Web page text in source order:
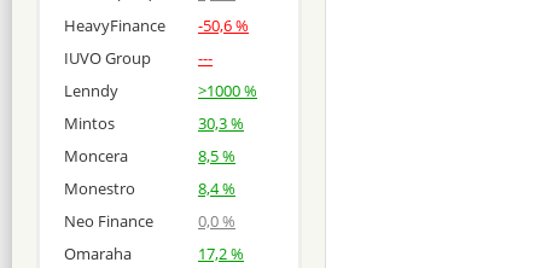
HeavyFinance
-50,6 %
IUVO Group
---
Lenndy
>1000 %
Mintos
30,3 %
Moncera
8,5 %
Monestro
8,4 %
Neo Finance
0,0 %
Omaraha
17,2 %